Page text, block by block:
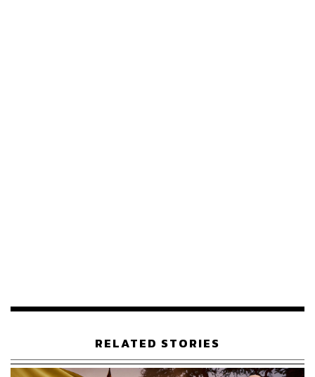
วัน ตกลงมาเกือบครึ่งหนึ่ง!ใช่ครับ เหลือเพียง 3-4 หมื่นล้าน
การซื้อขายต่อวันที่ลดลงหรือหายไป ผมพบว่ามูลค่าการซื้อ
RELATED STORIES